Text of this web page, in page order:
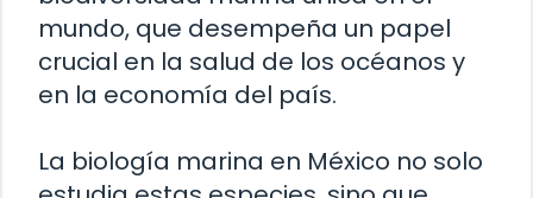
mundo, que desempeña un papel
crucial en la salud de los océanos y
en la economía del país.
La biología marina en México no solo